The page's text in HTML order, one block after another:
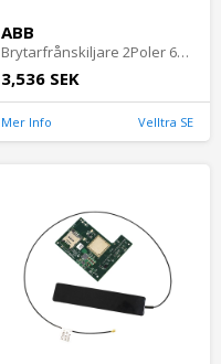
ABB
Brytarfrånskiljare 2Poler 630A 1000V ABB
3,536 SEK
Mer Info Velltra SE